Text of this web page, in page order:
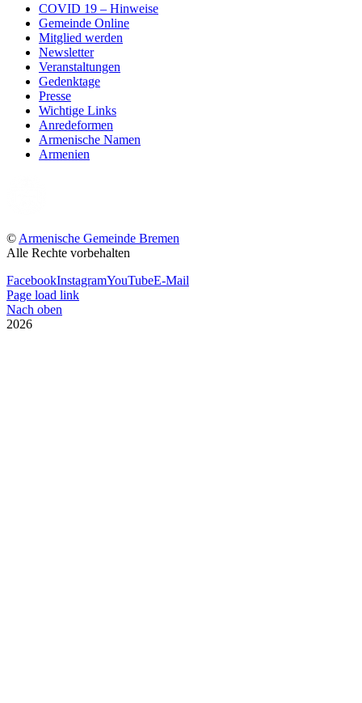
COVID 19 – Hinweise
Gemeinde Online
Mitglied werden
Newsletter
Veranstaltungen
Gedenktage
Presse
Wichtige Links
Anredeformen
Armenische Namen
Armenien
© Armenische Gemeinde Bremen
Alle Rechte vorbehalten
FacebookInstagramYouTubeE-Mail
Page load link
Nach oben
2026